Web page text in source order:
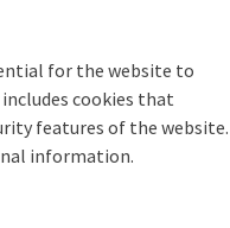
for the website to
cookies that
features of the website.
information.